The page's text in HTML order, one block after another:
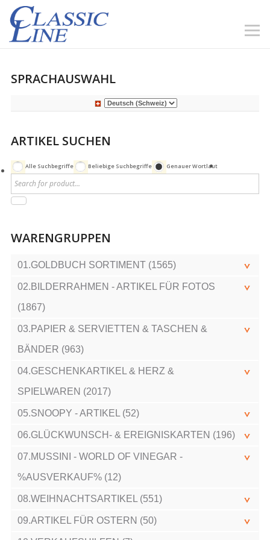
SPRACHAUSWAHL
ARTIKEL SUCHEN
Alle Suchbegriffe Beliebige Suchbegriffe Genauer Wortlaut
WARENGRUPPEN
01.GOLDBUCH SORTIMENT (1565)
02.BILDERRAHMEN - ARTIKEL FÜR FOTOS
(1867)
03.PAPIER & SERVIETTEN & TASCHEN &
BÄNDER (963)
04.GESCHENKARTIKEL & HERZ &
SPIELWAREN (2017)
05.SNOOPY - ARTIKEL (52)
06.GLÜCKWUNSCH- & EREIGNISKARTEN (196)
07.MUSSINI - WORLD OF VINEGAR -
%AUSVERKAUF% (12)
08.WEIHNACHTSARTIKEL (551)
09.ARTIKEL FÜR OSTERN (50)